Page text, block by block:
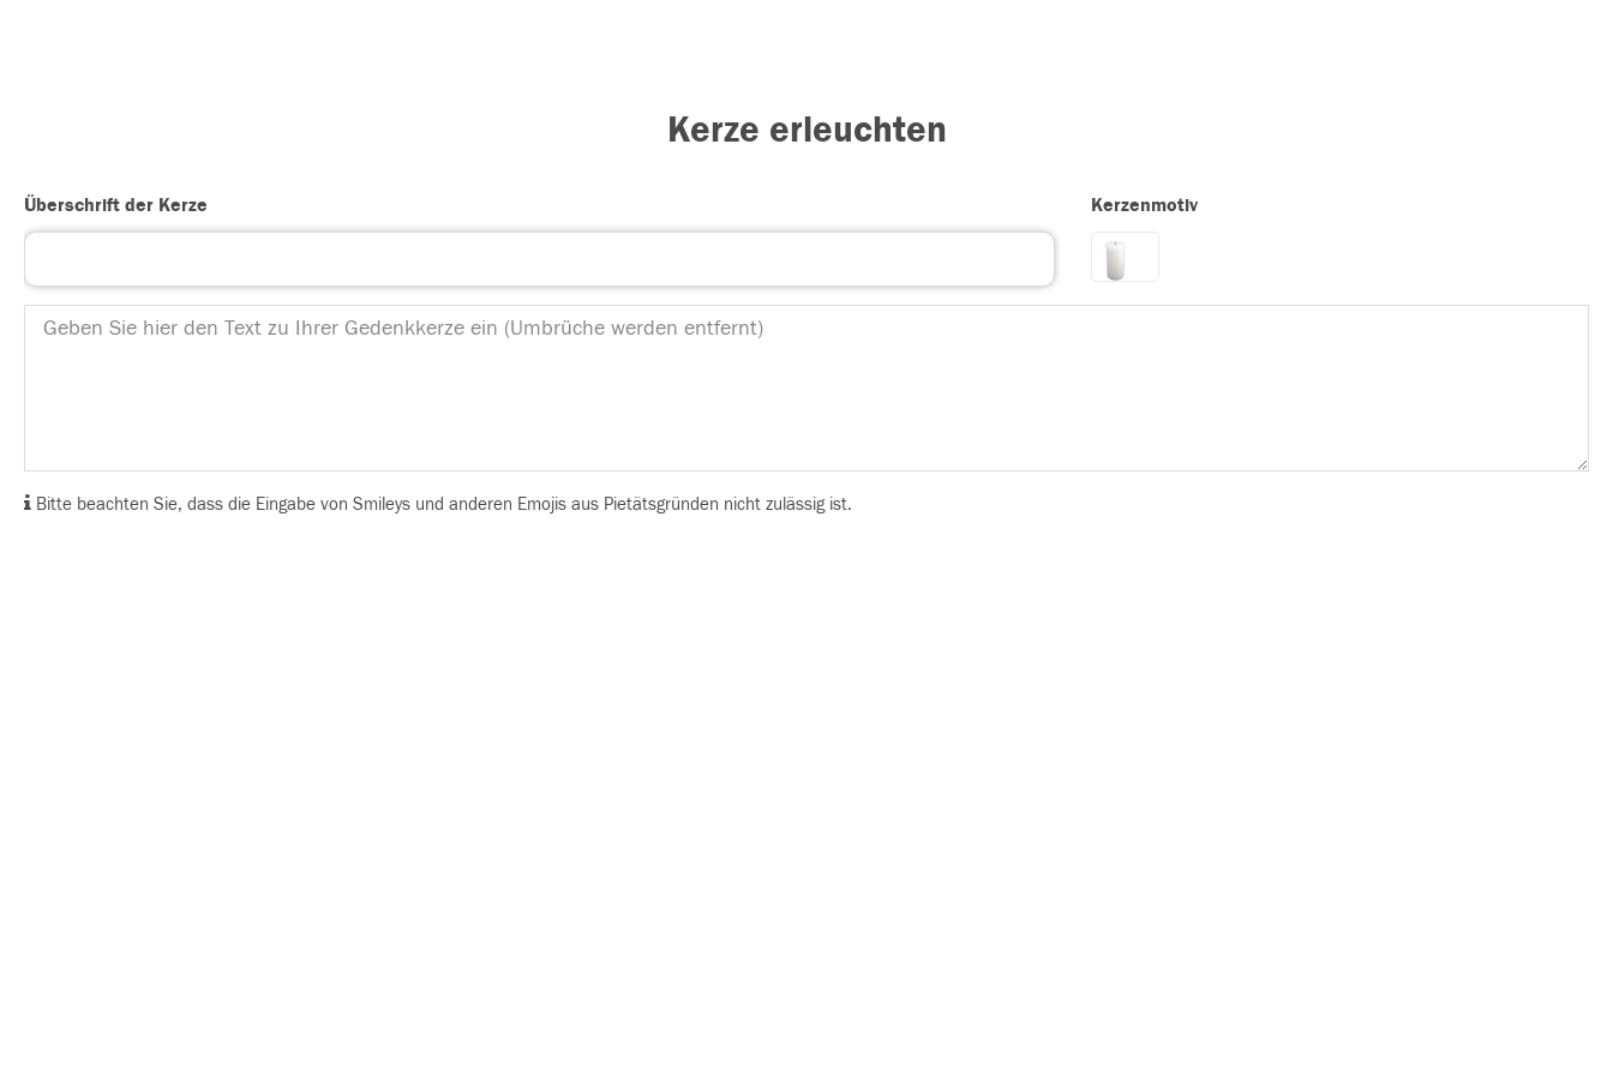
Kerze erleuchten
Überschrift der Kerze Kerzenmotiv
Bitte beachten Sie, dass die Eingabe von Smileys und anderen Emojis aus Pietätsgründen nicht zulässig ist.